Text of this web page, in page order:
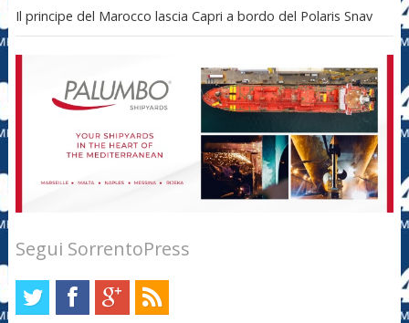
Il principe del Marocco lascia Capri a bordo del Polaris Snav
Segui SorrentoPress